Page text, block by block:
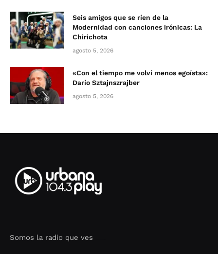
Seis amigos que se ríen de la
Modernidad con canciones irónicas: La
Chirichota
agosto 5, 2026
«Con el tiempo me volví menos egoísta»:
Darío Sztajnszrajber
agosto 5, 2026
Somos la radio que ves